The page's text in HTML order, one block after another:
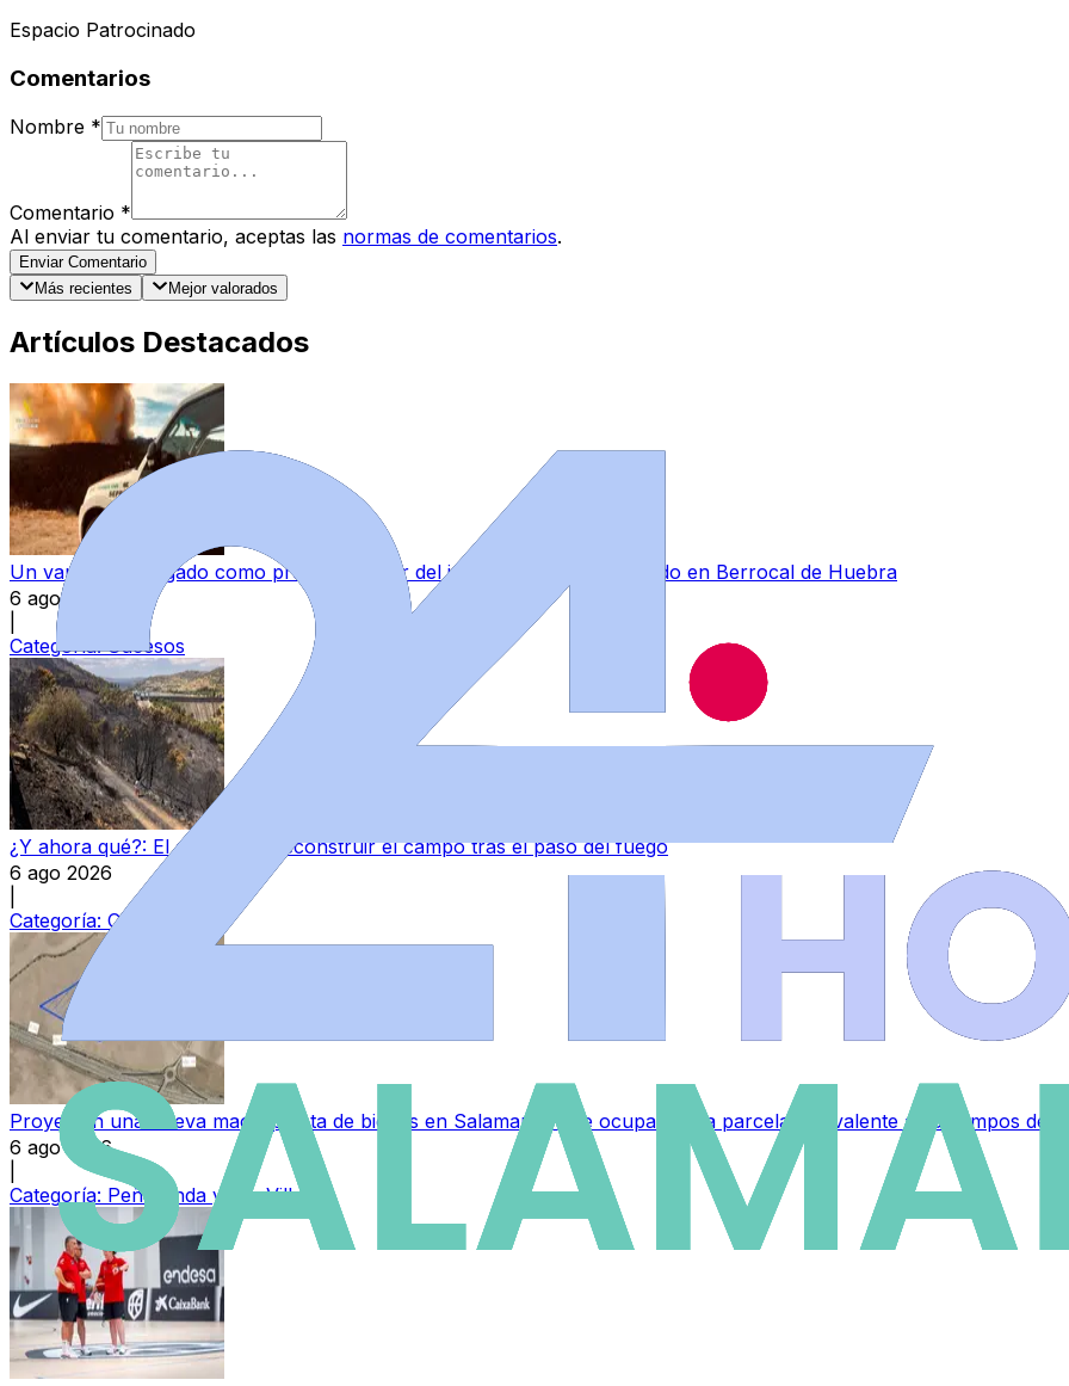
Espacio Patrocinado
Comentarios
Nombre *
Comentario *
Al enviar tu comentario, aceptas las normas de comentarios.
Enviar Comentario
Más recientes
Mejor valorados
Artículos Destacados
Un varón, investigado como presunto autor del incendio forestal ocurrido en Berrocal de Huebra
6 ago 2026
Categoría:Sucesos
¿Y ahora qué?: El desafío de reconstruir el campo tras el paso del fuego
6 ago 2026
Categoría: Campo
Proyectan una nueva macroplanta de biogás en Salamanca que ocupará una parcela equivalente a 35 campos de
6 ago 2026
Categoría: Peñaranda y Las Villas